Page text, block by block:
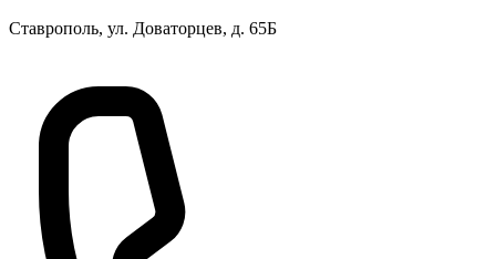
Ставрополь, ул. Доваторцев, д. 65Б